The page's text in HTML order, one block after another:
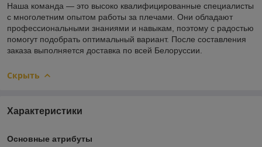
Наша команда — это высоко квалифицированные специалисты
с многолетним опытом работы за плечами. Они обладают
профессиональными знаниями и навыкам, поэтому с радостью
помогут подобрать оптимальный вариант. После составления
заказа выполняется доставка по всей Белоруссии.
Скрыть
Характеристики
Основные атрибуты